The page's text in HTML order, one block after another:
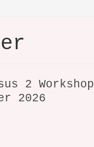
2 Workshop
2026